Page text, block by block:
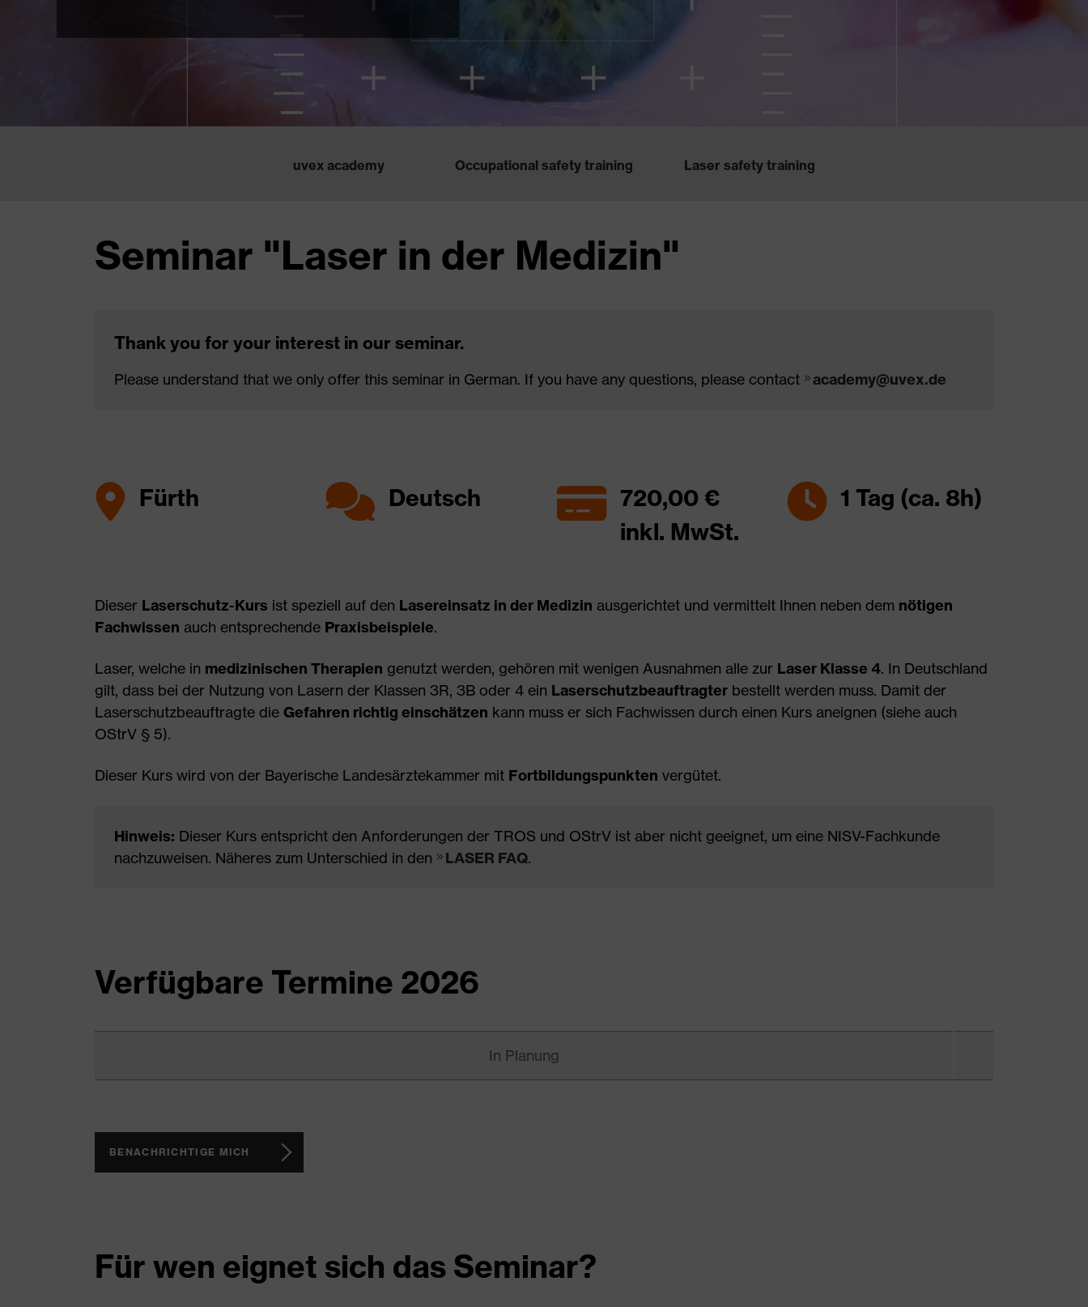
uvex academy Occupational safety training Laser safety training
Seminar "Laser in der Medizin"
Thank you for your interest in our seminar.
Please understand that we only offer this seminar in German. If you have any questions, please contact academy@uvex.de
Fürth Deutsch
720,00 €
inkl. MwSt.
1 Tag (ca. 8h)
Dieser Laserschutz-Kurs ist speziell auf den Lasereinsatz in der Medizin ausgerichtet und vermittelt Ihnen neben dem nötigen
Fachwissen auch entsprechende Praxisbeispiele.
Laser, welche in medizinischen Therapien genutzt werden, gehören mit wenigen Ausnahmen alle zur Laser Klasse 4. In Deutschland
gilt, dass bei der Nutzung von Lasern der Klassen 3R, 3B oder 4 ein Laserschutzbeauftragter bestellt werden muss. Damit der
Laserschutzbeauftragte die Gefahren richtig einschätzen kann muss er sich Fachwissen durch einen Kurs aneignen (siehe auch
OStrV § 5).
Dieser Kurs wird von der Bayerische Landesärztekammer mit Fortbildungspunkten vergütet.
Hinweis: Dieser Kurs entspricht den Anforderungen der TROS und OStrV ist aber nicht geeignet, um eine NISV-Fachkunde
nachzuweisen. Näheres zum Unterschied in den
LASER FAQ.
Verfügbare Termine 2026
In Planung
BENACHRICHTIGE MICH
Für wen eignet sich das Seminar?